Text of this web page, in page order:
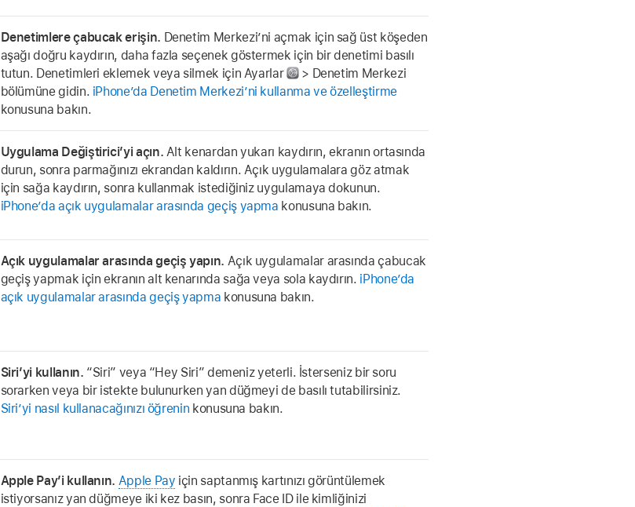
Denetimlere çabucak erişin. Denetim Merkezi’ni açmak için sağ üst köşeden
aşağı doğru kaydırın, daha fazla seçenek göstermek için bir denetimi basılı
tutun. Denetimleri eklemek veya silmek için Ayarlar
> Denetim Merkezi
bölümüne gidin. iPhone’da Denetim Merkezi’ni kullanma ve özelleştirme
konusuna bakın.
Uygulama Değiştirici’yi açın. Alt kenardan yukarı kaydırın, ekranın ortasında
durun, sonra parmağınızı ekrandan kaldırın. Açık uygulamalara göz atmak
için sağa kaydırın, sonra kullanmak istediğiniz uygulamaya dokunun.
iPhone’da açık uygulamalar arasında geçiş yapma konusuna bakın.
Açık uygulamalar arasında geçiş yapın. Açık uygulamalar arasında çabucak
geçiş yapmak için ekranın alt kenarında sağa veya sola kaydırın. iPhone’da
açık uygulamalar arasında geçiş yapma konusuna bakın.
Siri’yi kullanın. “Siri” veya “Hey Siri” demeniz yeterli. İsterseniz bir soru
sorarken veya bir istekte bulunurken yan düğmeyi de basılı tutabilirsiniz.
Siri’yi nasıl kullanacağınızı öğrenin konusuna bakın.
Apple Pay’i kullanın. Apple Pay için saptanmış kartınızı görüntülemek
istiyorsanız yan düğmeye iki kez basın, sonra Face ID ile kimliğinizi